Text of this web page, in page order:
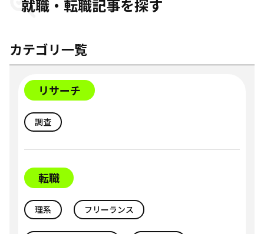
就職・転職記事を探す
カテゴリ一覧
リサーチ
調査
転職
理系 フリーランス